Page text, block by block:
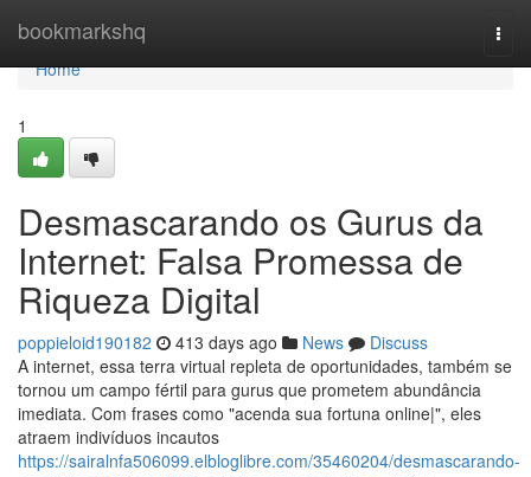
bookmarkshq
Home
Home
1
Desmascarando os Gurus da
Internet: Falsa Promessa de
Riqueza Digital
poppieloid190182 413 days ago News
Discuss
A internet, essa terra virtual repleta de oportunidades, também se
tornou um campo fértil para gurus que prometem abundância
imediata. Com frases como "acenda sua fortuna online|", eles
atraem indivíduos incautos
https://sairalnfa506099.elbloglibre.com/35460204/desmascarando-